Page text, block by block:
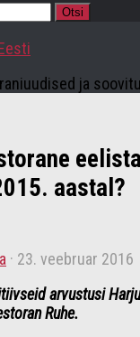
ja
aastal?
· 23. veebruar 2016
arvustusi
Ruhe.